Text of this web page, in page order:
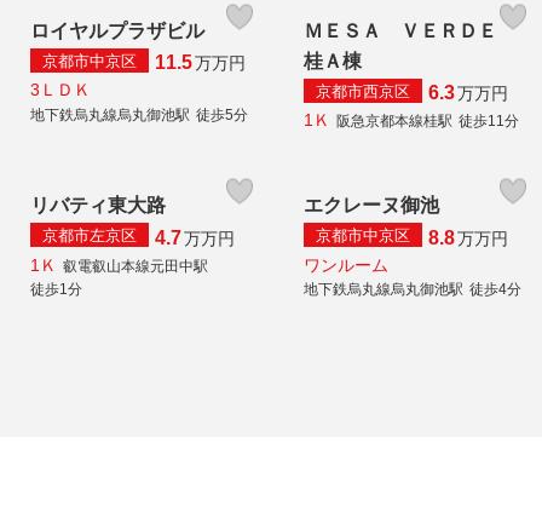
ロイヤルプラザビル
京都市中京区 11.5万万円
3ＬＤＫ
地下鉄烏丸線烏丸御池駅 徒歩5分
ＭＥＳＡ ＶＥＲＤＥ
桂Ａ棟
京都市西京区 6.3万万円
1Ｋ 阪急京都本線桂駅 徒歩11分
リバティ東大路
京都市左京区 4.7万万円
1Ｋ
叡電叡山本線元田中駅
徒歩1分
エクレーヌ御池
京都市中京区 8.8万万円
ワンルーム
地下鉄烏丸線烏丸御池駅 徒歩4分